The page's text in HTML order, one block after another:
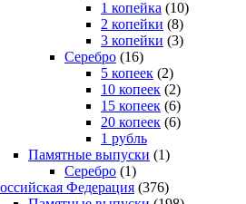
1 копейка (10)
2 копейки (8)
3 копейки (3)
Серебро (16)
5 копеек (2)
10 копеек (2)
15 копеек (6)
20 копеек (6)
1 рубль
Памятные выпуски (1)
Серебро (1)
Федерация (376)